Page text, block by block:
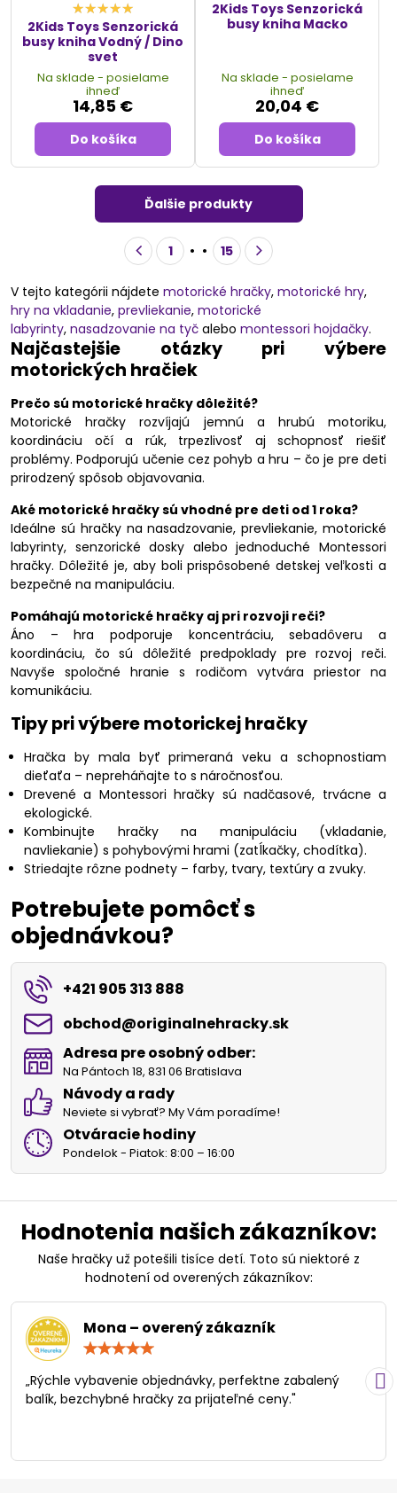
2Kids Toys Senzorická
busy kniha Vodný / Dino
svet
Na sklade - posielame
ihneď
14,85 €
Do košíka
2Kids Toys Senzorická
busy kniha Macko
Na sklade - posielame
ihneď
20,04 €
Do košíka
Ďalšie produkty
1 15
V tejto kategórii nájdete motorické hračky, motorické hry,
hry na vkladanie, prevliekanie, motorické
labyrinty, nasadzovanie na tyč alebo montessori hojdačky.
Najčastejšie otázky pri výbere
motorických hračiek
Prečo sú motorické hračky dôležité?
Motorické hračky rozvíjajú jemnú a hrubú motoriku,
koordináciu očí a rúk, trpezlivosť aj schopnosť riešiť
problémy. Podporujú učenie cez pohyb a hru – čo je pre deti
prirodzený spôsob objavovania.
Aké motorické hračky sú vhodné pre deti od 1 roka?
Ideálne sú hračky na nasadzovanie, prevliekanie, motorické
labyrinty, senzorické dosky alebo jednoduché Montessori
hračky. Dôležité je, aby boli prispôsobené detskej veľkosti a
bezpečné na manipuláciu.
Pomáhajú motorické hračky aj pri rozvoji reči?
Áno – hra podporuje koncentráciu, sebadôveru a
koordináciu, čo sú dôležité predpoklady pre rozvoj reči.
Navyše spoločné hranie s rodičom vytvára priestor na
komunikáciu.
Tipy pri výbere motorickej hračky
Hračka by mala byť primeraná veku a schopnostiam
dieťaťa – nepreháňajte to s náročnosťou.
Drevené a Montessori hračky sú nadčasové, trvácne a
ekologické.
Kombinujte hračky na manipuláciu (vkladanie,
navliekanie) s pohybovými hrami (zatĺkačky, chodítka).
Striedajte rôzne podnety – farby, tvary, textúry a zvuky.
Potrebujete pomôcť s
objednávkou?
+421 905 313 888
obchod​@originalnehracky​.sk
Adresa pre osobný odber:
Na Pántoch 18, 831 06 Bratislava
Návody a rady
Neviete si vybrať? My Vám poradíme!
Otváracie hodiny
Pondelok - Piatok: 8:00 – 16:00
Hodnotenia našich zákazníkov:
Naše hračky už potešili tisíce detí. Toto sú niektoré z
hodnotení od overených zákazníkov:
Mona – overený zákazník
/
5
„Rýchle vybavenie objednávky, perfektne zabalený
balík, bezchybné hračky za prijateľné ceny."